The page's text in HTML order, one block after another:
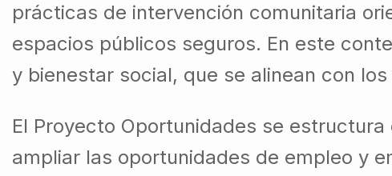
prácticas de intervención comunitaria
espacios públicos seguros. En este
y bienestar social, que se alinean con
El Proyecto Oportunidades se
ampliar las oportunidades de empleo y